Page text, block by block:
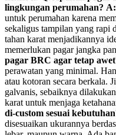
lingkungan perumahan? A:
untuk perumahan karena
sekaligus tampilan yang rapi
tahan karat menjadikannya
memerlukan pagar jangka
pagar BRC agar tetap
perawatan yang minimal.
atau kotoran secara berkala.
galvanis, sebaiknya
karat untuk menjaga
di-custom sesuai
disesuaikan ukurannya